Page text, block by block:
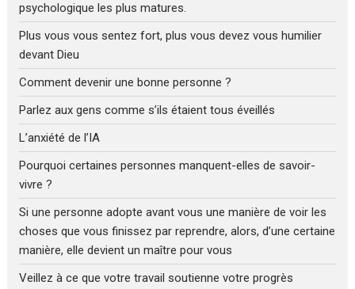
psychologique les plus matures.
Plus vous vous sentez fort, plus vous devez vous humilier
devant Dieu
Comment devenir une bonne personne ?
Parlez aux gens comme s’ils étaient tous éveillés
L’anxiété de l’IA
Pourquoi certaines personnes manquent-elles de savoir-
vivre ?
Si une personne adopte avant vous une manière de voir les
choses que vous finissez par reprendre, alors, d’une certaine
manière, elle devient un maître pour vous
Veillez à ce que votre travail soutienne votre progrès